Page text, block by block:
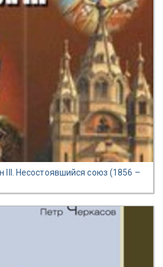
III. Несостоявшийся союз (1856 –